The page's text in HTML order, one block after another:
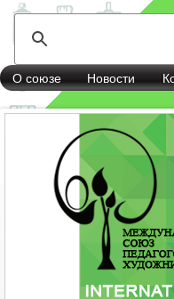
О союзе Новости